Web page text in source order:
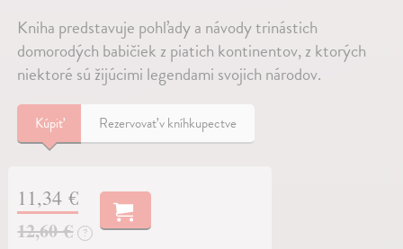
Kniha predstavuje pohľady a návody trinástich
domorodých babičiek z piatich kontinentov, z ktorých
niektoré sú žijúcimi legendami svojich národov.
Kúpiť Rezervovať v kníhkupectve
11,34 €
12,60 €
?